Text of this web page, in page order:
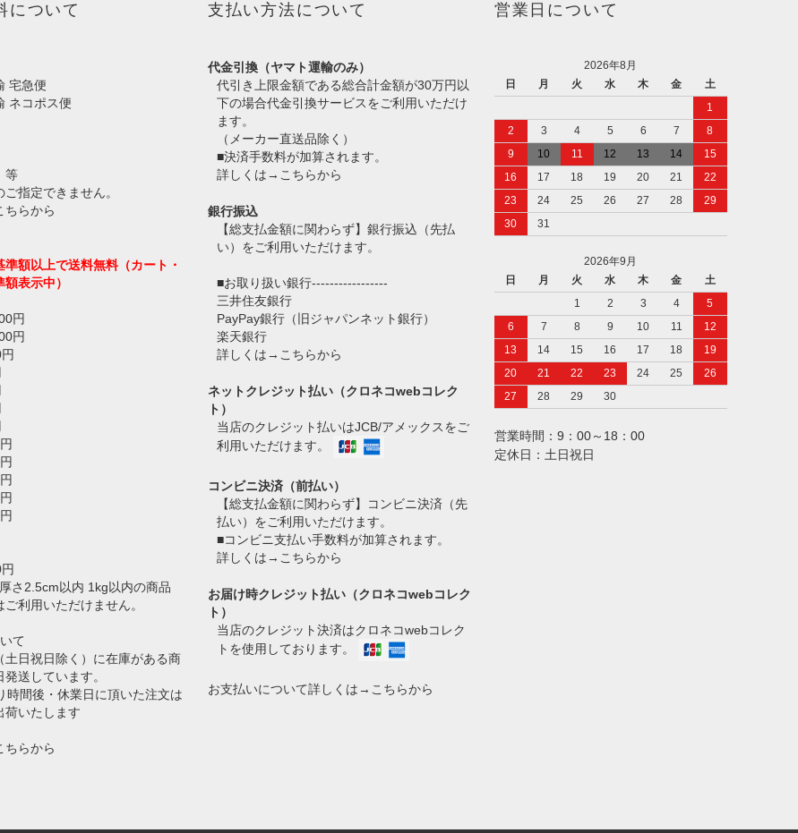
について
宅急便
ネコポス便
等
指定できません。
ちらから
準額以上で送料無料（カート・
表示中）
円
円
さ2.5cm以内 1kg以内の商品
利用いただけません。
て
土日祝日除く）に在庫がある商
送しています。
時間後・休業日に頂いた注文は
荷いたします
ちらから
支払い方法について
代金引換（ヤマト運輸のみ）
代引き上限金額である総合計金額が30万円以
下の場合代金引換サービスをご利用いただけ
ます。
（メーカー直送品除く）
■決済手数料が加算されます。
詳しくは→ こちらから
銀行振込
【総支払金額に関わらず】銀行振込（先払
い）をご利用いただけます。
■お取り扱い銀行-----------------
三井住友銀行
PayPay銀行（旧ジャパンネット銀行）
楽天銀行
詳しくは→ こちらから
ネットクレジット払い（クロネコwebコレク
ト）
当店のクレジット払いはJCB/アメックスをご
利用いただけます。
コンビニ決済（前払い）
【総支払金額に関わらず】コンビニ決済（先
払い）をご利用いただけます。
■コンビニ支払い手数料が加算されます。
詳しくは→ こちらから
お届け時クレジット払い（クロネコwebコレク
ト）
当店のクレジット決済はクロネコwebコレク
トを使用しております。
お支払いについて詳しくは→ こちらから
営業日について
2026年8月
日
月 火 水 木 金
土
1
2
3 4 5 6 7
8
9
10 11 12 13 14
15
16
17 18 19 20 21
22
23
24 25 26 27 28
29
30
31
2026年9月
日
月 火 水 木 金
土
1
2 3 4
5
6
7 8 9 10 11
12
13
14 15 16 17 18
19
20
21 22 23 24 25
26
27
28 29 30
営業時間：9：00～18：00
定休日：土日祝日